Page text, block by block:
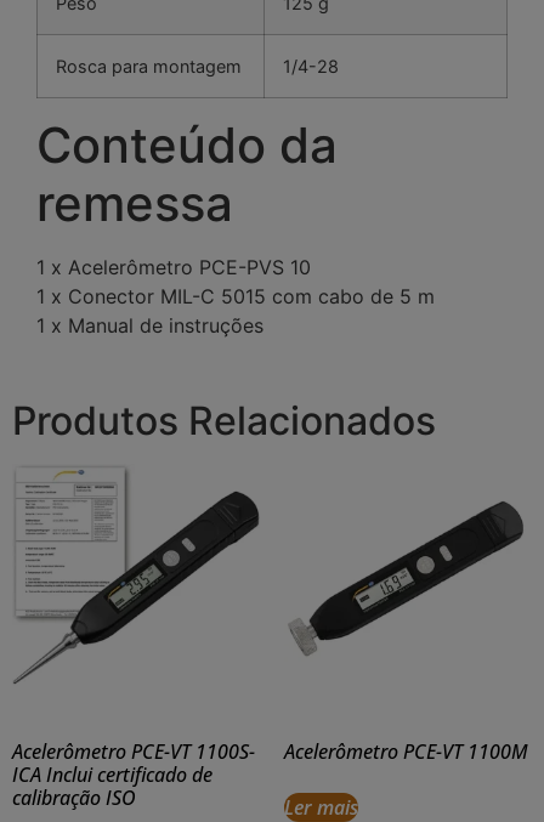
Rosca para montagem 1/4-28
Conteúdo da
remessa
1 x Acelerômetro PCE-PVS 10
1 x Conector MIL-C 5015 com cabo de 5 m
1 x Manual de instruções
Produtos Relacionados
Acelerômetro PCE-VT 1100S-
ICA Inclui certificado de
calibração ISO
Acelerômetro PCE-VT 1100M
Ler mais